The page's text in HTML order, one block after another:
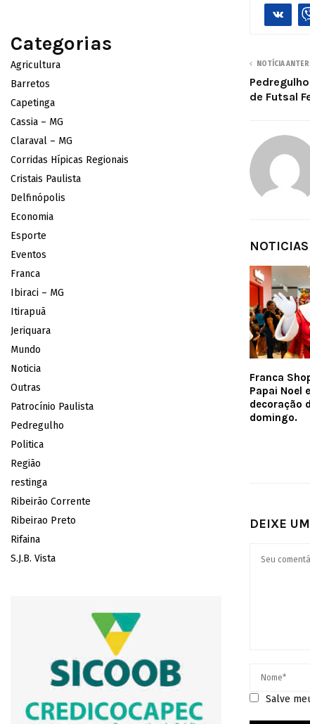
NOTÍCIA
de Futsal
Franca
Papai Noel
decoração
domingo.
DEIXE
Salve
Categorias
Agricultura
Barretos
Capetinga
Cassia – MG
Claraval – MG
Corridas Hípicas Regionais
Cristais Paulista
Delfinópolis
Economia
Esporte
Eventos
Franca
Ibiraci – MG
Itirapuã
Jeriquara
Mundo
Noticia
Outras
Patrocínio Paulista
Pedregulho
Politica
Região
restinga
Ribeirão Corrente
Ribeirao Preto
Rifaina
S.J.B. Vista